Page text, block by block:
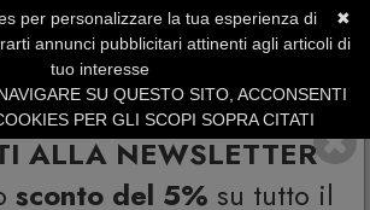
ALLA NEWSLETTER
sconto del 5% su tutto il
CLIENTI +39.0773.470.562
SALES | Fino al 40% di Sconto
✖
per personalizzare la tua esperienza di
annunci pubblicitari attinenti agli articoli di
tuo interesse
SU QUESTO SITO, ACCONSENTI
PER GLI SCOPI SOPRA CITATI